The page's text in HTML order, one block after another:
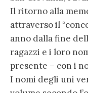
Il ritorno alla
attraverso il
anno dalla fine
ragazzi e i loro
presente – con i
I nomi degli uni